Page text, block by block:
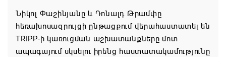
Նիկոլ Փաշինյանը և Դոնալդ Թրամփը
հեռախոսազրույցի ընթացքում վերահաստատել են
TRIPP-ի կառուցման աշխատանքները մոտ
ապագայում սկսելու իրենց հաստատակամությունը